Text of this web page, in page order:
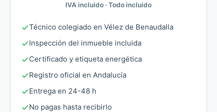
IVA incluido · Todo incluido
Técnico colegiado en Vélez de Benaudalla
Inspección del inmueble incluida
Certificado y etiqueta energética
Registro oficial en Andalucía
Entrega en 24-48 h
No pagas hasta recibirlo